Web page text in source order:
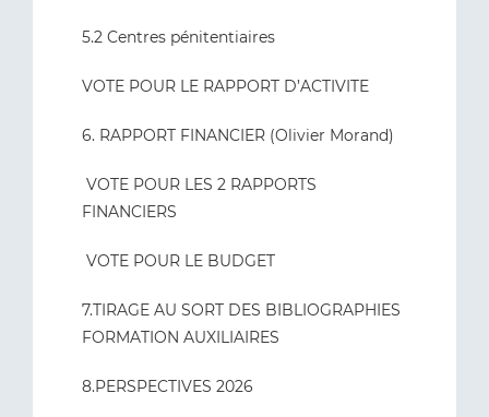
5.2 Centres pénitentiaires
VOTE POUR LE RAPPORT D’ACTIVITE
6. RAPPORT FINANCIER (Olivier Morand)
VOTE POUR LES 2 RAPPORTS
FINANCIERS
VOTE POUR LE BUDGET
7.TIRAGE AU SORT DES BIBLIOGRAPHIES
FORMATION AUXILIAIRES
8.PERSPECTIVES 2026